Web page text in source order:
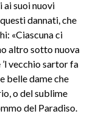
ai suoi nuovi
dannati, che
«Ciascuna ci
altro sotto nuova
’l vecchio sartor fa
belle dame che
o del sublime
del Paradiso.